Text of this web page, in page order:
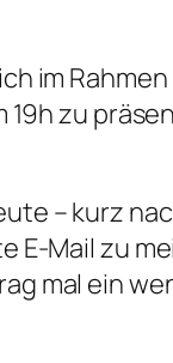
im
19h zu
– kurz
Mail zu
mal ein